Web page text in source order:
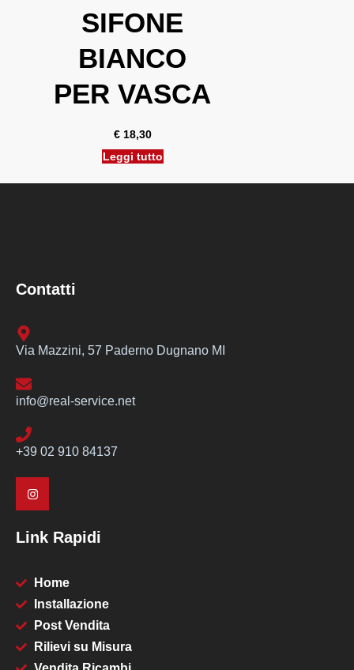
SIFONE
BIANCO
PER VASCA
€18,30
Leggi tutto
Contatti
Via Mazzini, 57 Paderno Dugnano MI
info@real-service.net
+39 02 910 84137
Link Rapidi
Home
Installazione
Post Vendita
Rilievi su Misura